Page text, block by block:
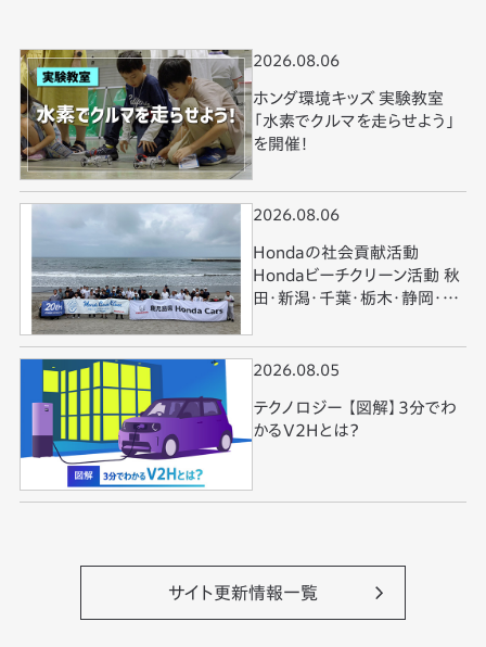
2026.08.06
ホンダ環境キッズ 実験教室
「水素でクルマを走らせよう」
を開催！
2026.08.06
Hondaの社会貢献活動
Hondaビーチクリーン活動 秋
田・新潟・千葉・栃木・静岡・和
2026.08.05
テクノロジー 【図解】3分でわ
かるV2Hとは？
サイト更新情報一覧